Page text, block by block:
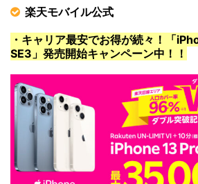
楽天モバイル公式
・キャリア最安でお得が続々！「
SE3」発売開始キャンペーン中！！